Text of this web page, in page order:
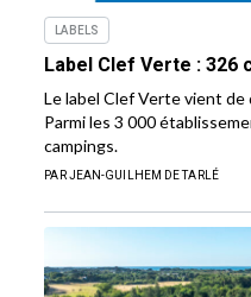
LABELS
Label Clef Verte : 326
Le label Clef Verte vient
Parmi les 3 000
campings.
PAR JEAN-GUILHEM DE TARLÉ